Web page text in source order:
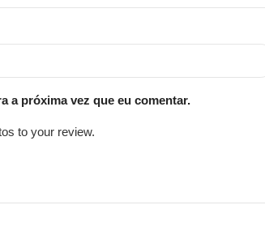
a próxima vez que eu comentar.
to your review.